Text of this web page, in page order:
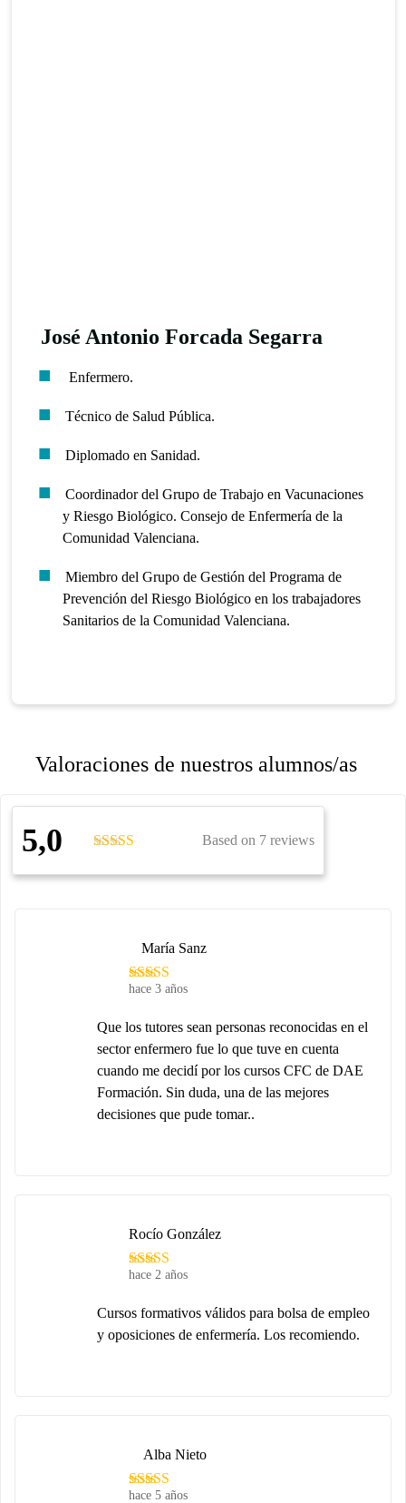
José Antonio Forcada Segarra
Enfermero.
Técnico de Salud Pública.
Diplomado en Sanidad.
Coordinador del Grupo de Trabajo en Vacunaciones
y Riesgo Biológico. Consejo de Enfermería de la
Comunidad Valenciana.
Miembro del Grupo de Gestión del Programa de
Prevención del Riesgo Biológico en los trabajadores
Sanitarios de la Comunidad Valenciana.
Valoraciones de nuestros alumnos/as
5,0 Based on 7 reviews
hace 3 años
María Sanz
Que los tutores sean personas reconocidas en el
sector enfermero fue lo que tuve en cuenta
cuando me decidí por los cursos CFC de DAE
Formación. Sin duda, una de las mejores
decisiones que pude tomar..
hace 2 años
Rocío González
Cursos formativos válidos para bolsa de empleo
y oposiciones de enfermería. Los recomiendo.
hace 5 años
Alba Nieto